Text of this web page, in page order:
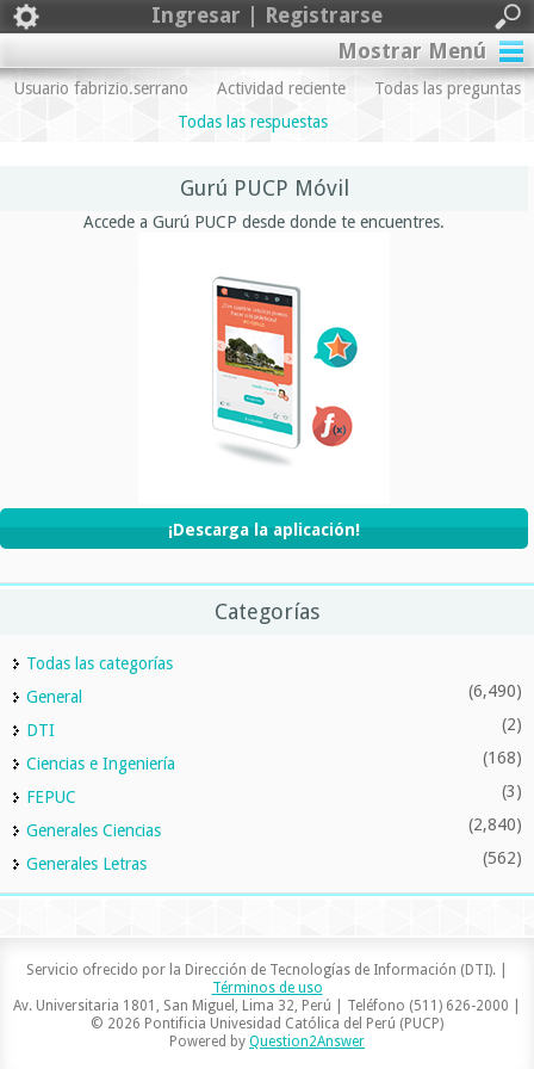
Ingresar | Registrarse
Mostrar Menú
Usuario fabrizio.serrano Actividad reciente
Todas las preguntas
Todas las respuestas
Gurú PUCP Móvil
Accede a Gurú PUCP desde donde te encuentres.
¡Descarga la aplicación!
Categorías
Todas las categorías
General
(6,490)
DTI (2)
Ciencias e Ingeniería (168)
FEPUC (3)
Generales Ciencias (2,840)
Generales Letras (562)
Servicio ofrecido por la Dirección de Tecnologías de Información (DTI). |
Términos de uso
Av. Universitaria 1801, San Miguel, Lima 32, Perú | Teléfono (511) 626-2000 |
© 2026 Pontificia Univesidad Católica del Perú (PUCP)
Powered by Question2Answer